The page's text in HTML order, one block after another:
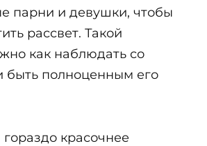
парни и девушки, чтобы
рассвет. Такой
как наблюдать со
быть полноценным его
красочнее